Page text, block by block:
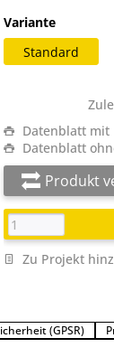
Variante
Standard
Datenblatt mit
Datenblatt
Produkt
Zu Projekt
(GPSR)